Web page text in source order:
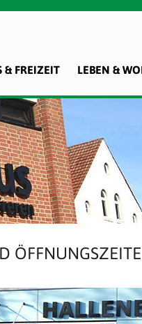
& FREIZEIT LEBEN &